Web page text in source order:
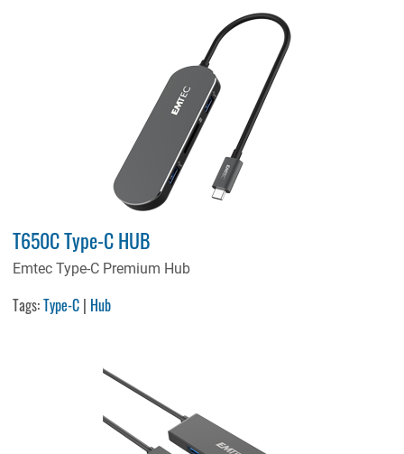
T650C Type-C HUB
Emtec Type-C Premium Hub
Tags:Type-C | Hub